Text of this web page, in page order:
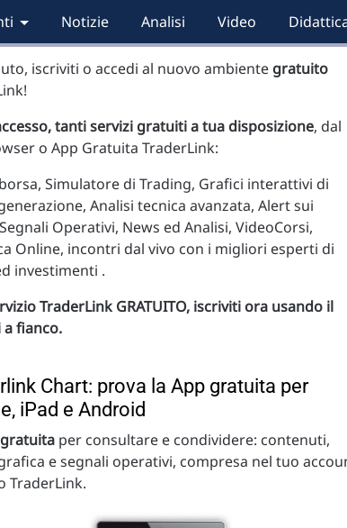
Notizie Analisi Video
iscriviti o accedi al nuovo ambiente gratuito
tanti servizi gratuiti a tua disposizione, dal
o App Gratuita TraderLink:
Simulatore di Trading, Grafici interattivi di
Analisi tecnica avanzata, Alert sui
Operativi, News ed Analisi, VideoCorsi,
Online, incontri dal vivo con i migliori esperti di
investimenti .
TraderLink GRATUITO, iscriviti ora usando il
a fianco.
Chart: prova la App gratuita per
iPad e Android
gratuita per consultare e condividere: contenuti,
e segnali operativi, compresa nel tuo
TraderLink.